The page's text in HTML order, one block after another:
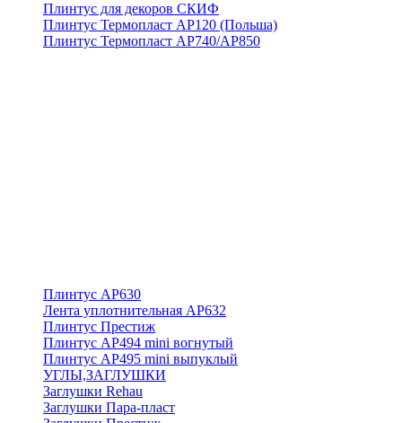
Плинтус для декоров СКИФ
Плинтус Термопласт АР120 (Польша)
Плинтус Термопласт АР740/АР850
Плинтус АР630
Лента уплотнительная АР632
Плинтус Престиж
Плинтус АР494 mini вогнутый
Плинтус АР495 mini выпуклый
УГЛЫ,ЗАГЛУШКИ
Заглушки Rehau
Заглушки Пара-пласт